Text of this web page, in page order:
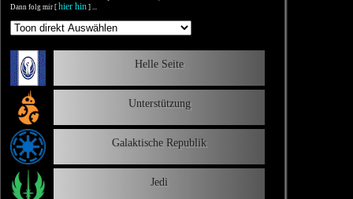
Dann folg mir [ hier hin ] ...
Helle Seite
Unterstützung
Galaktische Republik
Jedi